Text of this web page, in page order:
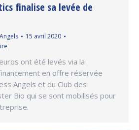
finalise sa levée de
15 avril 2020
ont été levés via la
en offre réservée
Angels et du Club des
Bio qui se sont mobilisés pour